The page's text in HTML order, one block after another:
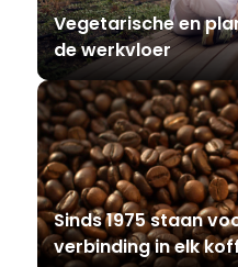
Vegetarische en
de werkvloer
Sinds 1975 staan
verbinding in elk